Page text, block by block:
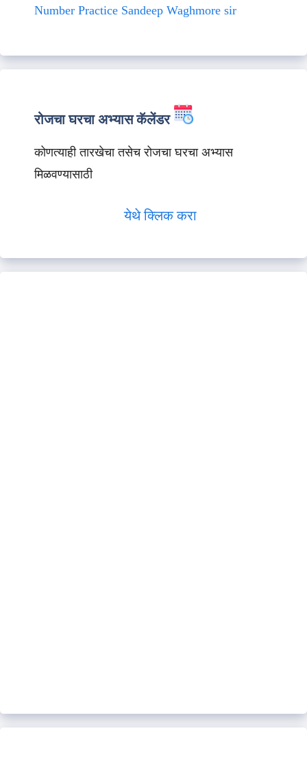
Number Practice Sandeep Waghmore sir
रोजचा घरचा अभ्यास कॅलेंडर
कोणत्याही तारखेचा तसेच रोजचा घरचा अभ्यास
मिळवण्यासाठी
येथे क्लिक करा